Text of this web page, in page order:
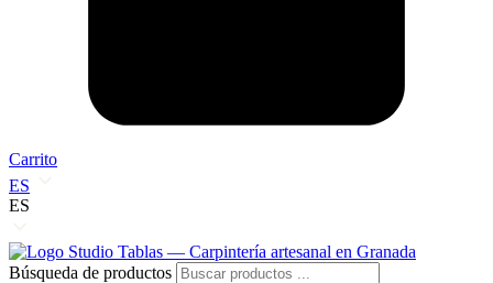
Carrito
ES
ES
Búsqueda de productos